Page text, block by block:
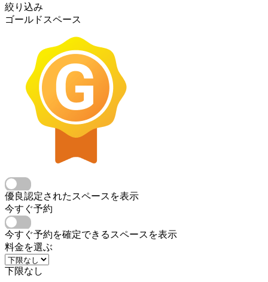
絞り込み
ゴールドスペース
優良認定されたスペースを表示
今すぐ予約
今すぐ予約を確定できるスペースを表示
料金を選ぶ
下限なし